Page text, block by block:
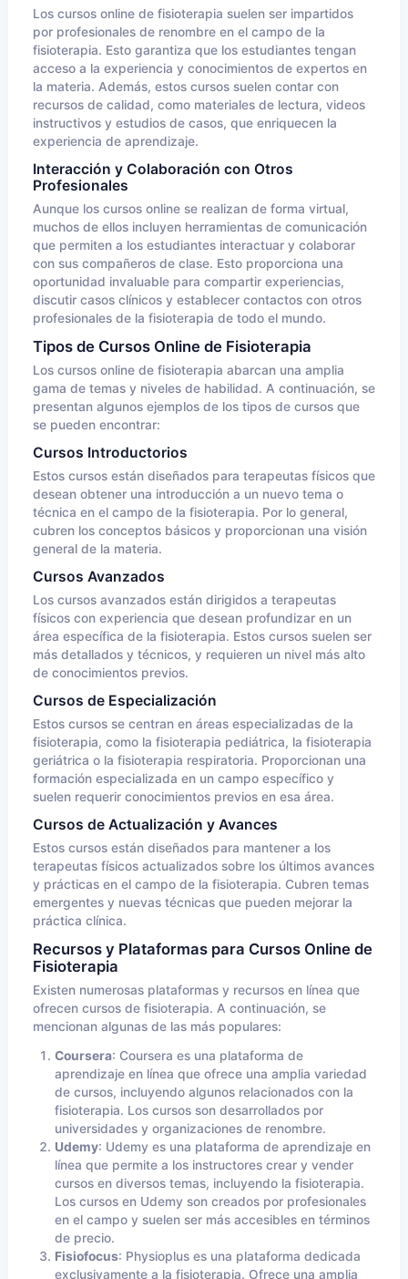
Los cursos online de fisioterapia suelen ser impartidos
por profesionales de renombre en el campo de la
fisioterapia. Esto garantiza que los estudiantes tengan
acceso a la experiencia y conocimientos de expertos en
la materia. Además, estos cursos suelen contar con
recursos de calidad, como materiales de lectura, videos
instructivos y estudios de casos, que enriquecen la
experiencia de aprendizaje.
Interacción y Colaboración con Otros
Profesionales
Aunque los cursos online se realizan de forma virtual,
muchos de ellos incluyen herramientas de comunicación
que permiten a los estudiantes interactuar y colaborar
con sus compañeros de clase. Esto proporciona una
oportunidad invaluable para compartir experiencias,
discutir casos clínicos y establecer contactos con otros
profesionales de la fisioterapia de todo el mundo.
Tipos de Cursos Online de Fisioterapia
Los cursos online de fisioterapia abarcan una amplia
gama de temas y niveles de habilidad. A continuación, se
presentan algunos ejemplos de los tipos de cursos que
se pueden encontrar:
Cursos Introductorios
Estos cursos están diseñados para terapeutas físicos que
desean obtener una introducción a un nuevo tema o
técnica en el campo de la fisioterapia. Por lo general,
cubren los conceptos básicos y proporcionan una visión
general de la materia.
Cursos Avanzados
Los cursos avanzados están dirigidos a terapeutas
físicos con experiencia que desean profundizar en un
área específica de la fisioterapia. Estos cursos suelen ser
más detallados y técnicos, y requieren un nivel más alto
de conocimientos previos.
Cursos de Especialización
Estos cursos se centran en áreas especializadas de la
fisioterapia, como la fisioterapia pediátrica, la fisioterapia
geriátrica o la fisioterapia respiratoria. Proporcionan una
formación especializada en un campo específico y
suelen requerir conocimientos previos en esa área.
Cursos de Actualización y Avances
Estos cursos están diseñados para mantener a los
terapeutas físicos actualizados sobre los últimos avances
y prácticas en el campo de la fisioterapia. Cubren temas
emergentes y nuevas técnicas que pueden mejorar la
práctica clínica.
Recursos y Plataformas para Cursos Online de
Fisioterapia
Existen numerosas plataformas y recursos en línea que
ofrecen cursos de fisioterapia. A continuación, se
mencionan algunas de las más populares:
Coursera: Coursera es una plataforma de
aprendizaje en línea que ofrece una amplia variedad
de cursos, incluyendo algunos relacionados con la
fisioterapia. Los cursos son desarrollados por
universidades y organizaciones de renombre.
Udemy: Udemy es una plataforma de aprendizaje en
línea que permite a los instructores crear y vender
cursos en diversos temas, incluyendo la fisioterapia.
Los cursos en Udemy son creados por profesionales
en el campo y suelen ser más accesibles en términos
de precio.
Fisiofocus: Physioplus es una plataforma dedicada
exclusivamente a la fisioterapia. Ofrece una amplia